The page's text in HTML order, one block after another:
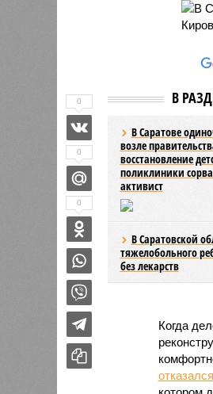
В
В Саратове
возле
восстановление
поликлиники
активист
В Саратовской
тяжелобольного
без лекарств
Когда
отказался
0
0
0